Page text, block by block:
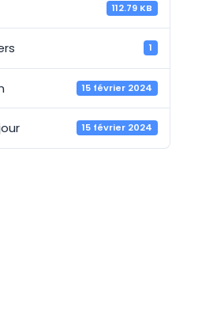
112.79 KB
1
15 février 2024
15 février 2024